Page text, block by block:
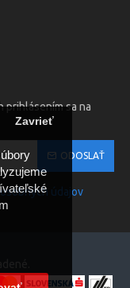
Zavrieť
prihlásením sa na
ODOSLAŤ
údajov